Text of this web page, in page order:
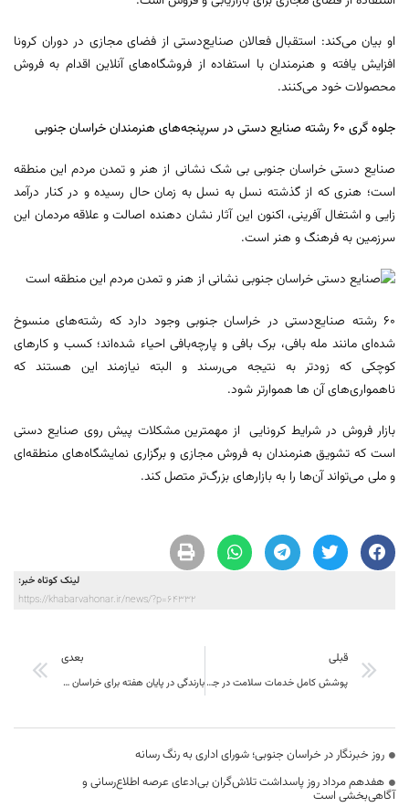
او بیان می‌کند: استقبال فعالان صنایع‌دستی از فضای مجازی در دوران کرونا
افزایش یافته و هنرمندان با استفاده از فروشگاه‌های آنلاین اقدام به فروش
محصولات خود می‌کنند.
جلوه گری ۶۰ رشته صنایع دستی در سرپنجه‌های هنرمندان خراسان جنوبی
صنایع دستی خراسان جنوبی بی شک نشانی از هنر و تمدن مردم این منطقه
است؛ هنری که از گذشته نسل به نسل به زمان حال رسیده و در کنار درآمد
زایی و اشتغال آفرینی، اکنون این آثار نشان دهنده اصالت و علاقه مردمان این
سرزمین به فرهنگ و هنر است.
۶۰ رشته صنایع‌دستی در خراسان جنوبی وجود دارد که رشته‌های منسوخ
شده‌ای مانند مله بافی، برک بافی و پارچه‌بافی احیاء شده‌اند؛ کسب و کار‌های
کوچکی که زودتر به نتیجه می‌رسند و البته نیازمند این هستند که
ناهمواری‌های آن ها هموارتر شود.
بازار فروش در شرایط کرونایی از مهمترین مشکلات پیش روی صنایع دستی
است که تشویق هنرمندان به فروش مجازی و برگزاری نمایشگاه‌های منطقه‌ای
و ملی می‌تواند آن‌ها را به بازار‌های بزرگ‌تر متصل کند.
لینک کوتاه خبر:
https://khabarvahonar.ir/news/?p=64332
قبلی
پوشش کامل خدمات سلامت در جامعه ضروری است
بعدی
بارندگی در پایان هفته برای خراسان جنوبی پیش‌بینی می‌شود
روز خبرنگار در خراسان جنوبی؛ شورای اداری به رنگ رسانه
هفدهم مرداد روز پاسداشت تلاش‌گران بی‌ادعای عرصه اطلاع‌رسانی و
آگاهی‌بخشی است